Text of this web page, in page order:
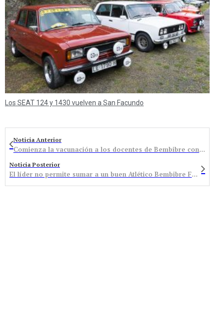
Los SEAT 124 y 1430 vuelven a San Facundo
Noticia Anterior
Comienza la vacunación a los docentes de Bembibre con Astrazeneca minutos antes de su suspensión
Noticia Posterior
El líder no permite sumar a un buen Atlético Bembibre Fútbol Sala